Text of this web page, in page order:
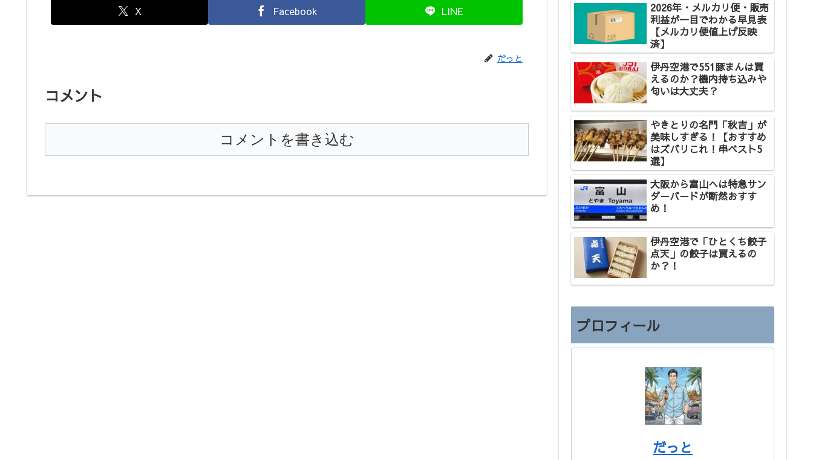
X Facebook LINE
だっと
コメント
コメントを書き込む
2026年・メルカリ便・販売
利益が一目でわかる早見表
【メルカリ便値上げ反映
済】
伊丹空港で551豚まんは買
えるのか？機内持ち込みや
匂いは大丈夫？
やきとりの名門「秋吉」が
美味しすぎる！【おすすめ
はズバリこれ！串ベスト5
選】
大阪から富山へは特急サン
ダーバードが断然おすす
め！
伊丹空港で「ひとくち餃子
点天」の餃子は買えるの
か？！
プロフィール
だっと